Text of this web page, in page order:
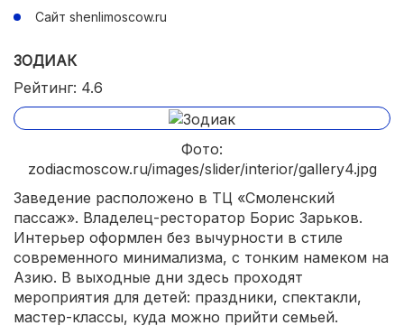
Сайт shenlimoscow.ru
ЗОДИАК
Рейтинг: 4.6
Фото:
zodiacmoscow.ru/images/slider/interior/gallery4.jpg
Заведение расположено в ТЦ «Смоленский
пассаж». Владелец-ресторатор Борис Зарьков.
Интерьер оформлен без вычурности в стиле
современного минимализма, с тонким намеком на
Азию. В выходные дни здесь проходят
мероприятия для детей: праздники, спектакли,
мастер-классы, куда можно прийти семьей.